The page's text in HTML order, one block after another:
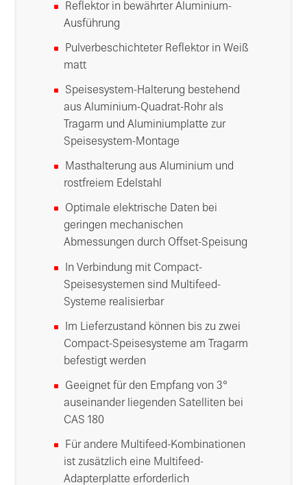
Reflektor in bewährter Aluminium-
Ausführung
Pulverbeschichteter Reflektor in Weiß
matt
Speisesystem-Halterung bestehend
aus Aluminium-Quadrat-Rohr als
Tragarm und Aluminiumplatte zur
Speisesystem-Montage
Masthalterung aus Aluminium und
rostfreiem Edelstahl
Optimale elektrische Daten bei
geringen mechanischen
Abmessungen durch Offset-Speisung
In Verbindung mit Compact-
Speisesystemen sind Multifeed-
Systeme realisierbar
Im Lieferzustand können bis zu zwei
Compact-Speisesysteme am Tragarm
befestigt werden
Geeignet für den Empfang von 3°
auseinander liegenden Satelliten bei
CAS 180
Für andere Multifeed-Kombinationen
ist zusätzlich eine Multifeed-
Adapterplatte erforderlich